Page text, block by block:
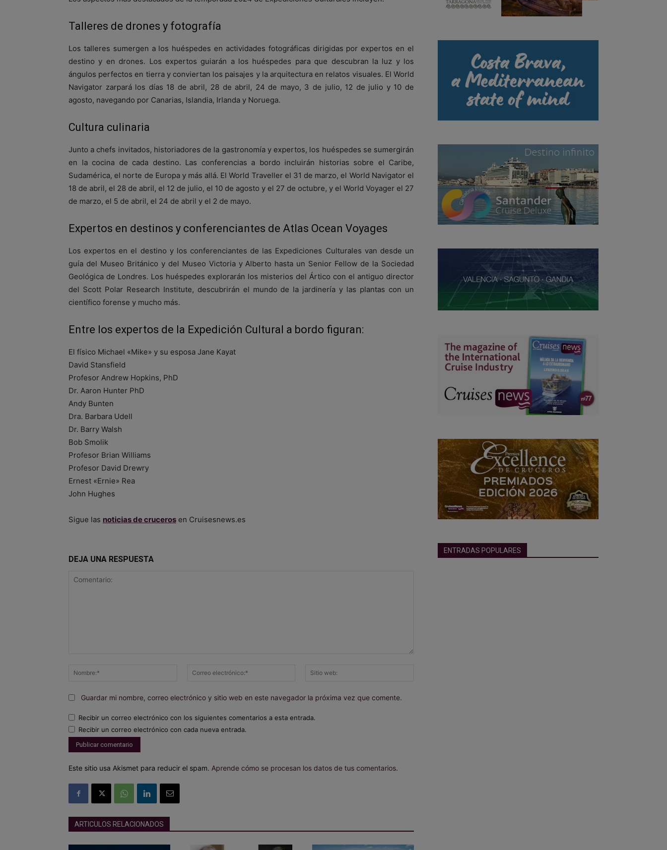
Talleres de drones y fotografía
Los talleres sumergen a los huéspedes en actividades fotográficas dirigidas por expertos en el
destino y en drones. Los expertos guiarán a los huéspedes para que descubran la luz y los
ángulos perfectos en tierra y conviertan los paisajes y la arquitectura en relatos visuales. El World
Navigator zarpará los días 18 de abril, 28 de abril, 24 de mayo, 3 de julio, 12 de julio y 10 de
agosto, navegando por Canarias, Islandia, Irlanda y Noruega.
Cultura culinaria
Junto a chefs invitados, historiadores de la gastronomía y expertos, los huéspedes se sumergirán
en la cocina de cada destino. Las conferencias a bordo incluirán historias sobre el Caribe,
Sudamérica, el norte de Europa y más allá. El World Traveller el 31 de marzo, el World Navigator el
18 de abril, el 28 de abril, el 12 de julio, el 10 de agosto y el 27 de octubre, y el World Voyager el 27
de marzo, el 5 de abril, el 24 de abril y el 2 de mayo.
Expertos en destinos y conferenciantes de Atlas Ocean Voyages
Los expertos en el destino y los conferenciantes de las Expediciones Culturales van desde un
guía del Museo Británico y del Museo Victoria y Alberto hasta un Senior Fellow de la Sociedad
Geológica de Londres. Los huéspedes explorarán los misterios del Ártico con el antiguo director
del Scott Polar Research Institute, descubrirán el mundo de la jardinería y las plantas con un
científico forense y mucho más.
Entre los expertos de la Expedición Cultural a bordo figuran:
El físico Michael «Mike» y su esposa Jane Kayat
David Stansfield
Profesor Andrew Hopkins, PhD
Dr. Aaron Hunter PhD
Andy Bunten
Dra. Barbara Udell
Dr. Barry Walsh
Bob Smolik
Profesor Brian Williams
Profesor David Drewry
Ernest «Ernie» Rea
John Hughes
Sigue las noticias de cruceros en Cruisesnews.es
DEJA UNA RESPUESTA
Nombre:*
Correo
Guardar mi nombre, correo electrónico y sitio web en este navegador la próxima vez que comente.
Recibir un correo electrónico con los siguientes comentarios a esta entrada.
Recibir un correo electrónico con cada nueva entrada.
Este sitio usa Akismet para reducir el spam. Aprende cómo se procesan los datos de tus comentarios.
ARTICULOS RELACIONADOS
ENTRADAS POPULARES